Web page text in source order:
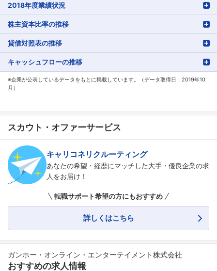
2018年度業績状況
株主資本比率の推移
貸借対照表の推移
キャッシュフローの推移
※企業が公表しているデータをもとに掲載しています。（データ取得日：2019年10
月）
スカウト・オファーサービス
キャリコネリクルーティング
あなたの希望・経歴にマッチした大手・優良企業の求
人をお届け！
転職サポート希望の方にもおすすめ
詳しくはこちら
ガンホー・オンライン・エンターテイメント株式会社
おすすめの求人情報